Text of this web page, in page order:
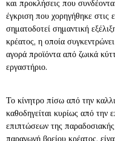
και προκλήσεις που
έγκριση που χορηγήθηκε
σηματοδοτεί σημαντική
κρέατος, η οποία
αγορά προϊόντα από ζωικά
εργαστήριο.
Το κίνητρο πίσω από την
καθοδηγείται κυρίως από την
επιπτώσεων της
παραγωγή βοείου κρέατος,